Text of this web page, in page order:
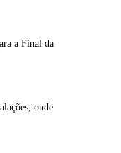
a Final da
onde